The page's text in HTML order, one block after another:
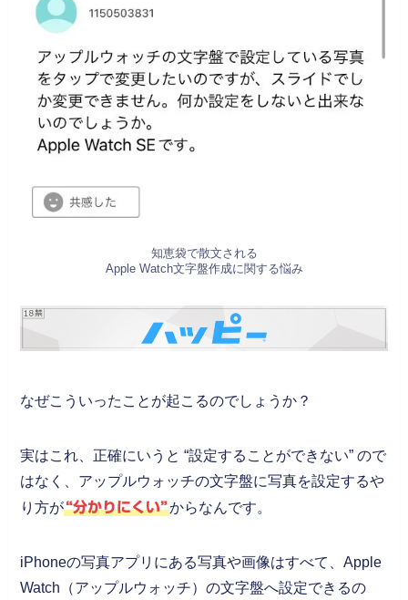
知恵袋で散文される
Apple Watch文字盤作成に関する悩み
なぜこういったことが起こるのでしょうか？
実はこれ、正確にいうと “設定することができない” ので
はなく、アップルウォッチの文字盤に写真を設定するや
り方が“分かりにくい”からなんです。
iPhoneの写真アプリにある写真や画像はすべて、Apple
Watch（アップルウォッチ）の文字盤へ設定できるの